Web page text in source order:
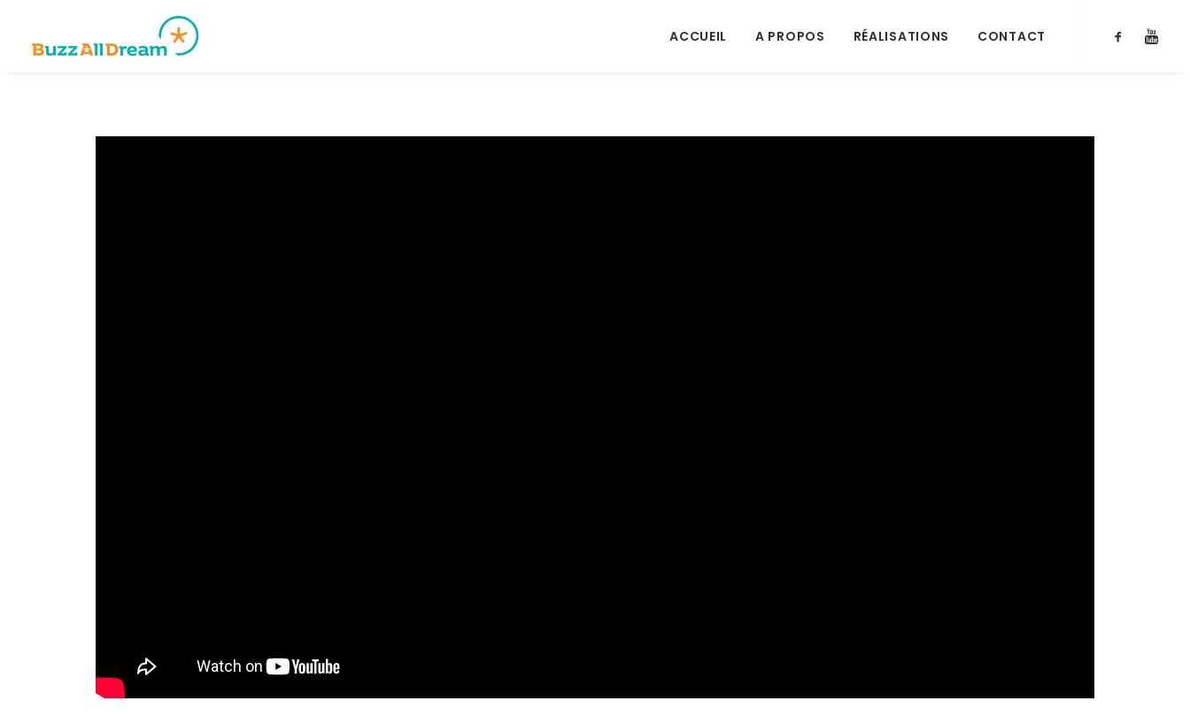
ACCUEIL A PROPOS RÉALISATIONS CONTACT